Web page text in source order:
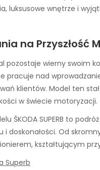
luksusowe wnętrze i
na Przyszłość
pozostaje wierny swoim
pracuje nad
klientów. Model ten
w świecie motoryzacji.
ŠKODA SUPERB to
i doskonałości. Od
pionierem, kształtującym
Superb